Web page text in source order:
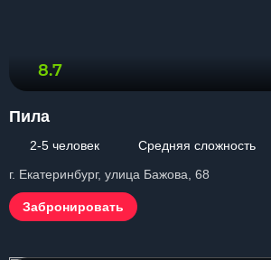
8.7
Пила
2-5 человек
Средняя сложность
г. Екатеринбург, улица Бажова, 68
Забронировать